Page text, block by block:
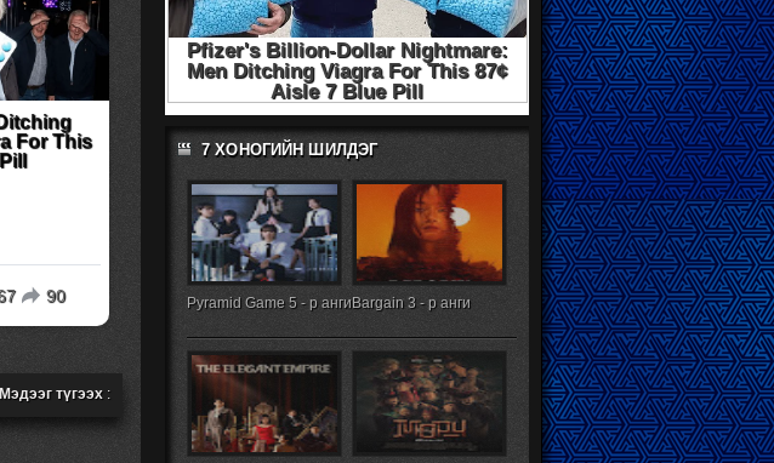
Мэдээг түгээх :
7 ХОНОГИЙН ШИЛДЭГ
Pyramid Game 5 - р ангиBargain 3 - р анги